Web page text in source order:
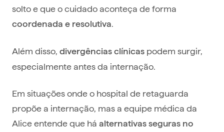
solto e que o cuidado aconteça de forma
coordenada e resolutiva.
Além disso, divergências clínicas podem surgir,
especialmente antes da internação.
Em situações onde o hospital de retaguarda
propõe a internação, mas a equipe médica da
Alice entende que há alternativas seguras no